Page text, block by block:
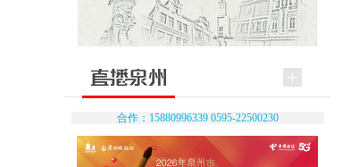
合作：15880996339 0595-22500230